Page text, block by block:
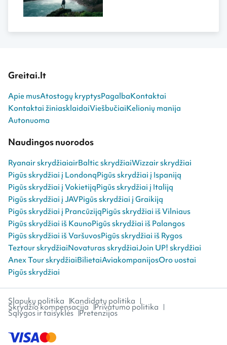
Greitai.lt
Apie musAtostogų kryptysPagalbaKontaktai
Kontaktai žiniasklaidaiViešbučiaiKelionių manija
Autonuoma
Naudingos nuorodos
Ryanair skrydžiaiairBaltic skrydžiaiWizzair skrydžiai
Pigūs skrydžiai į LondonąPigūs skrydžiai į Ispaniją
Pigūs skrydžiai į VokietijąPigūs skrydžiai į Italiją
Pigūs skrydžiai į JAVPigūs skrydžiai į Graikiją
Pigūs skrydžiai į PrancūzijąPigūs skrydžiai iš Vilniaus
Pigūs skrydžiai iš KaunoPigūs skrydžiai iš Palangos
Pigūs skrydžiai iš VaršuvosPigūs skrydžiai iš Rygos
Teztour skrydžiaiNovaturas skrydžiaiJoin UP! skrydžiai
Anex Tour skrydžiaiBilietaiAviakompanijosOro uostai
Pigūs skrydžiai
Slapukų politika Kandidatų politika
Skrydžio kompensacija Privatumo politika
Sąlygos ir taisyklės Pretenzijos